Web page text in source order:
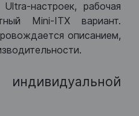
Ultra-настроек, рабочая
Mini-ITX вариант.
описанием,